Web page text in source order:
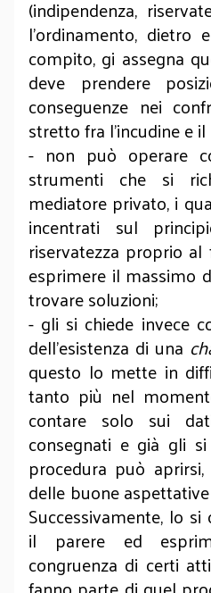
(indipendenza,
l’ordinamento,
compito, gi assegna
deve prendere
conseguenze nei
stretto fra l’incudine e
- non può operare
strumenti che si
mediatore privato, i
incentrati sul
riservatezza proprio
esprimere il massimo
trovare soluzioni;
- gli si chiede invece
dell’esistenza di una
questo lo mette in
tanto più nel
contare solo sui
consegnati e già gli
procedura può
delle buone
Successivamente, lo
il parere ed
congruenza di certi